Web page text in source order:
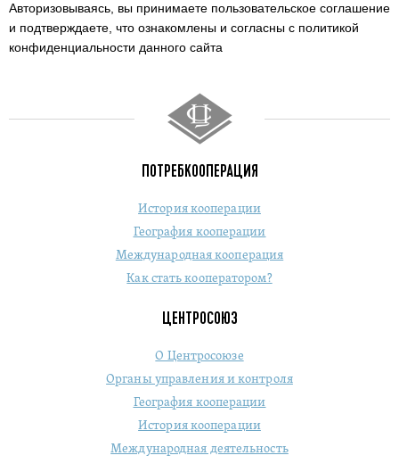
Авторизовываясь, вы принимаете пользовательское соглашение
и подтверждаете, что ознакомлены и согласны с политикой
конфиденциальности данного сайта
ПОТРЕБКООПЕРАЦИЯ
История кооперации
География кооперации
Международная кооперация
Как стать кооператором?
ЦЕНТРОСОЮЗ
О Центросоюзе
Органы управления и контроля
География кооперации
История кооперации
Международная деятельность